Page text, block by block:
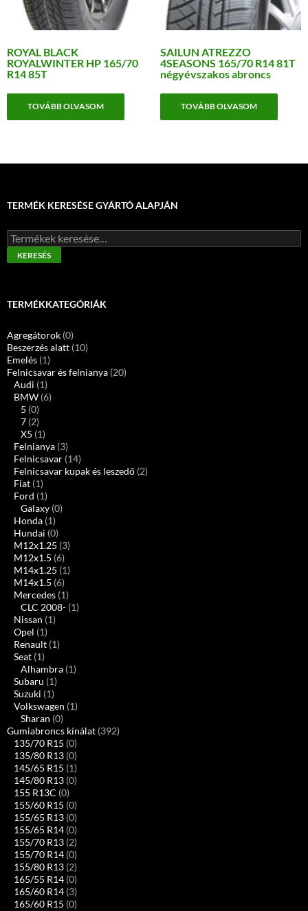
ROYAL BLACK
ROYALWINTER HP 165/70
R14 85T
TOVÁBB OLVASOM
SAILUN ATREZZO
4SEASONS 165/70 R14 81T
négyévszakos abroncs
TOVÁBB OLVASOM
TERMÉK KERESÉSE GYÁRTÓ ALAPJÁN
Keresés
a
következőre:
KERESÉS
TERMÉKKATEGÓRIÁK
Agregátorok (0)
Beszerzés alatt (10)
Emelés (1)
Felnicsavar és felnianya (20)
Audi (1)
BMW (6)
5 (0)
7 (2)
X5 (1)
Felnianya (3)
Felnicsavar (14)
Felnicsavar kupak és leszedő (2)
Fiat (1)
Ford (1)
Galaxy (0)
Honda (1)
Hundai (0)
M12x1.25 (3)
M12x1.5 (6)
M14x1.25 (1)
M14x1.5 (6)
Mercedes (1)
CLC 2008- (1)
Nissan (1)
Opel (1)
Renault (1)
Seat (1)
Alhambra (1)
Subaru (1)
Suzuki (1)
Volkswagen (1)
Sharan (0)
Gumiabroncs kínálat (392)
135/70 R15 (0)
135/80 R13 (0)
145/65 R15 (1)
145/80 R13 (0)
155 R13C (0)
155/60 R15 (0)
155/65 R13 (0)
155/65 R14 (0)
155/70 R13 (2)
155/70 R14 (0)
155/80 R13 (2)
165/55 R14 (0)
165/60 R14 (3)
165/60 R15 (0)